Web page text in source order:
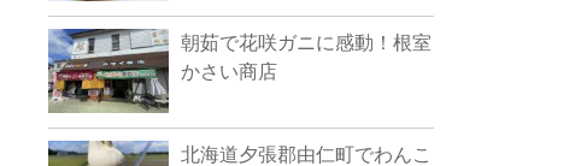
朝茹で花咲ガニに感動！根室
かさい商店
北海道夕張郡由仁町でわんこ